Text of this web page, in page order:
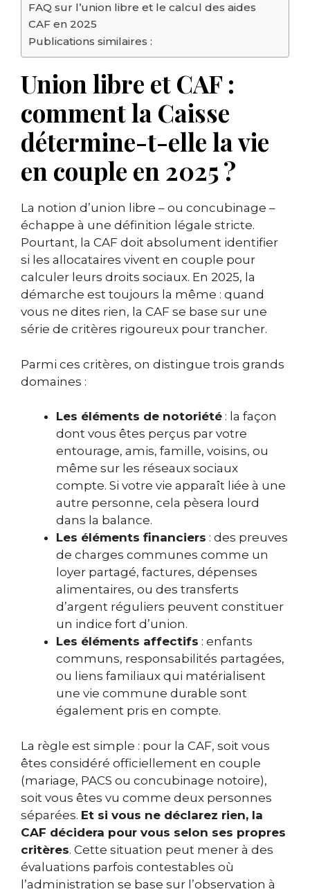
FAQ sur l’union libre et le calcul des aides
CAF en 2025
Publications similaires :
Union libre et CAF :
comment la Caisse
détermine-t-elle la vie
en couple en 2025 ?
La notion d’union libre – ou concubinage –
échappe à une définition légale stricte.
Pourtant, la CAF doit absolument identifier
si les allocataires vivent en couple pour
calculer leurs droits sociaux. En 2025, la
démarche est toujours la même : quand
vous ne dites rien, la CAF se base sur une
série de critères rigoureux pour trancher.
Parmi ces critères, on distingue trois grands
domaines :
Les éléments de notoriété : la façon
dont vous êtes perçus par votre
entourage, amis, famille, voisins, ou
même sur les réseaux sociaux
compte. Si votre vie apparaît liée à une
autre personne, cela pèsera lourd
dans la balance.
Les éléments financiers : des preuves
de charges communes comme un
loyer partagé, factures, dépenses
alimentaires, ou des transferts
d’argent réguliers peuvent constituer
un indice fort d’union.
Les éléments affectifs : enfants
communs, responsabilités partagées,
ou liens familiaux qui matérialisent
une vie commune durable sont
également pris en compte.
La règle est simple : pour la CAF, soit vous
êtes considéré officiellement en couple
(mariage, PACS ou concubinage notoire),
soit vous êtes vu comme deux personnes
séparées. Et si vous ne déclarez rien, la
CAF décidera pour vous selon ses propres
critères. Cette situation peut mener à des
évaluations parfois contestables où
l’administration se base sur l’observation à